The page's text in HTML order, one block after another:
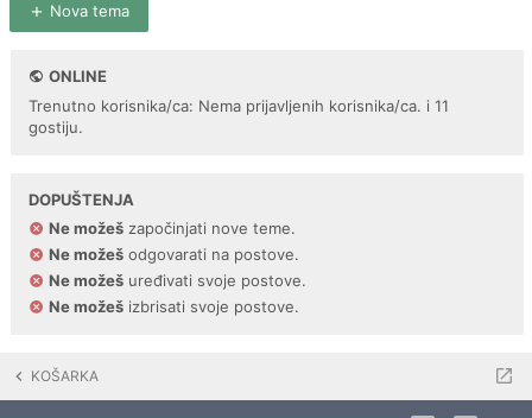
Nova tema
ONLINE
Trenutno korisnika/ca: Nema prijavljenih korisnika/ca. i 11
gostiju.
DOPUŠTENJA
Ne možeš započinjati nove teme.
Ne možeš odgovarati na postove.
Ne možeš uređivati svoje postove.
Ne možeš izbrisati svoje postove.
KOŠARKA